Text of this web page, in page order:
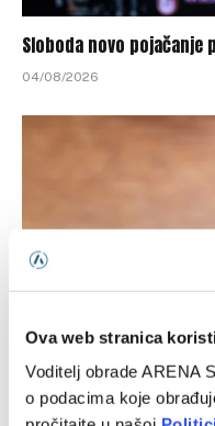
Ova web stranica
Voditelj obrade ARENA
o podacima koje
Sloboda novo pojačanje
04/08/2026
Bivši selektor zlatnih
domaćem prvenstvu i